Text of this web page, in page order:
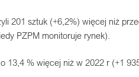
201 sztuk (+6,2%) więcej niż
PZPM monitoruje rynek).
13,4 % więcej niż w 2022 r (+1